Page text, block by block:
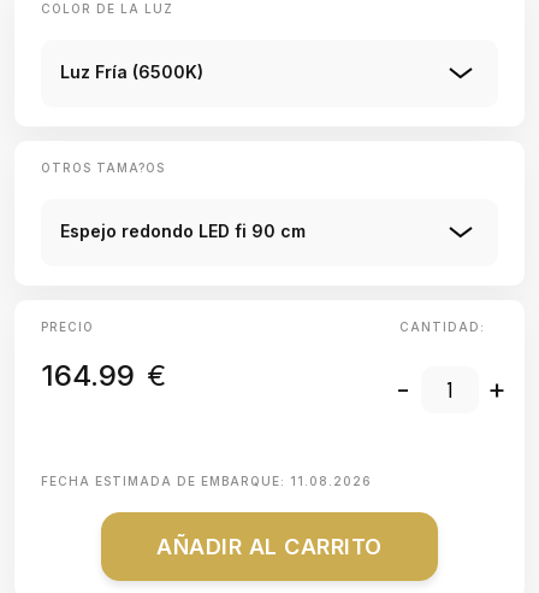
COLOR DE LA LUZ
Luz Fría (6500K)
OTROS TAMA?OS
Espejo redondo LED fi 90 cm
PRECIO
164.99 €
CANTIDAD:
- +
FECHA ESTIMADA DE EMBARQUE: 11.08.2026
AÑADIR AL CARRITO